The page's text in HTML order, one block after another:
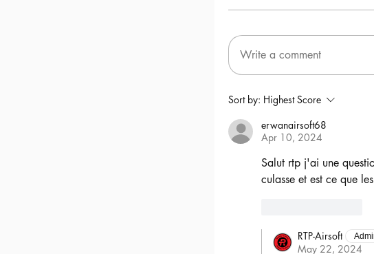
Write a comment
Sort by: Highest Score
erwanairsoft68
Apr 10, 2024
Salut rtp j'ai une
culasse et est ce que
RTP-Airsoft
May 22, 2024